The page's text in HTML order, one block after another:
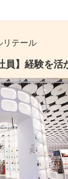
リテール
員】経験を